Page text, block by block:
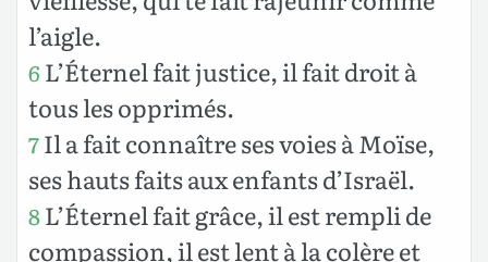
l’aigle.
6 L’Éternel fait justice, il fait droit à
tous les opprimés.
7Il a fait connaître ses voies à Moïse,
ses hauts faits aux enfants d’Israël.
8L’Éternel fait grâce, il est rempli de
compassion, il est lent à la colère et